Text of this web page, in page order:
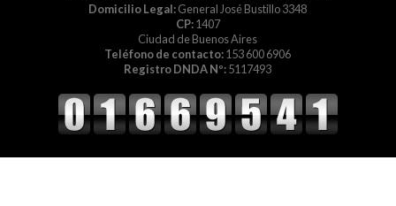
Domicilio Legal:General José Bustillo 3348
CP:1407
Ciudad de Buenos Aires
Teléfono de contacto:153 600 6906
Registro DNDA Nº:5117493